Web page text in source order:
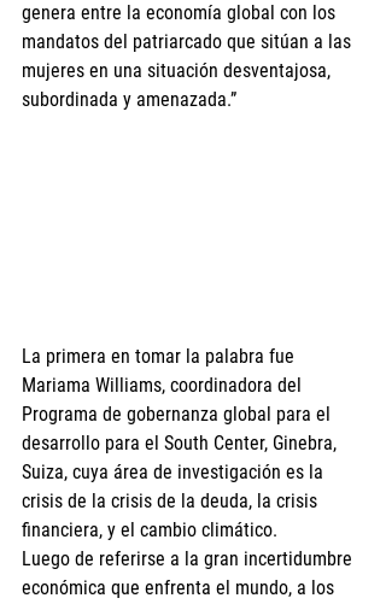
genera entre la economía global con los
mandatos del patriarcado que sitúan a las
mujeres en una situación desventajosa,
subordinada y amenazada.”
La primera en tomar la palabra fue
Mariama Williams, coordinadora del
Programa de gobernanza global para el
desarrollo para el South Center, Ginebra,
Suiza, cuya área de investigación es la
crisis de la crisis de la deuda, la crisis
financiera, y el cambio climático.
Luego de referirse a la gran incertidumbre
económica que enfrenta el mundo, a los